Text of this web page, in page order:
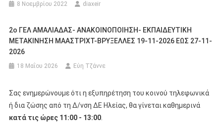
8 Νοεμβρίου 2022 diaxeir
2ο ΓΕΛ ΑΜΑΛΙΑΔΑΣ- ΑΝΑΚΟΙΝΟΠΟΙΗΣΗ- ΕΚΠΑΙΔΕΥΤΙΚΗ
ΜΕΤΑΚΙΝΗΣΗ ΜΑΑΣΤΡΙΧΤ-ΒΡΥΞΕΛΛΕΣ 19-11-2026 ΕΩΣ 27-11-
2026
18 Μαΐου 2026 Εύη Τζάννε
Σας ενημερώνουμε ότι η εξυπηρέτηση του κοινού τηλεφωνικά
ή δια ζώσης από τη Δ/νση ΔΕ Ηλείας, θα γίνεται καθημερινά
κατά τις ώρες 11:00 - 13:00.